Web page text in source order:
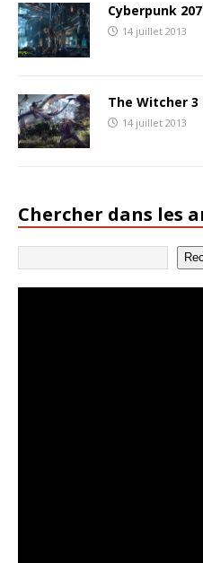
Cyberpunk
14 juillet 2013
The Witcher 3
14 juillet 2013
Chercher dans les